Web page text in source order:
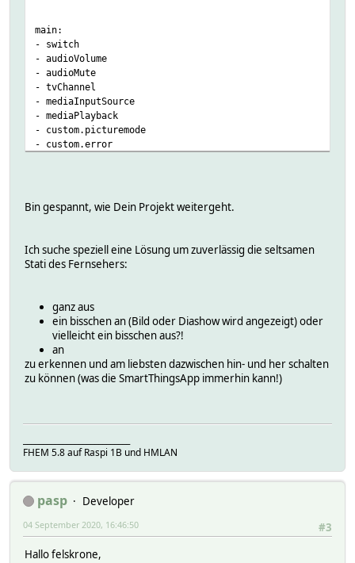
main:
- switch
- audioVolume
- audioMute
- tvChannel
- mediaInputSource
- mediaPlayback
- custom.picturemode
- custom.error
- custom.recording
- custom.tvsearch
- samsungtv.supportsPowerOnByOcf
- refresh
Bin gespannt, wie Dein Projekt weitergeht.
Ich suche speziell eine Lösung um zuverlässig die seltsamen
Stati des Fernsehers:
ganz aus
ein bisschen an (Bild oder Diashow wird angezeigt) oder
vielleicht ein bisschen aus?!
an
zu erkennen und am liebsten dazwischen hin- und her schalten
zu können (was die SmartThingsApp immerhin kann!)
FHEM 5.8 auf Raspi 1B und HMLAN
pasp
Developer
#3
04 September 2020, 16:46:50
Hallo felskrone,